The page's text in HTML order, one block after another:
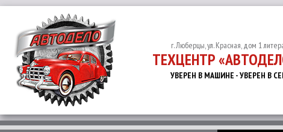
г. Люберцы, ул. Красная, дом 1
ТЕХЦЕНТР
УВЕРЕН В МАШИНЕ - УВЕРЕН В